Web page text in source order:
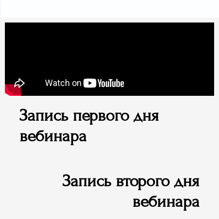
Запись первого дня
вебинара
Запись второго дня
вебинара